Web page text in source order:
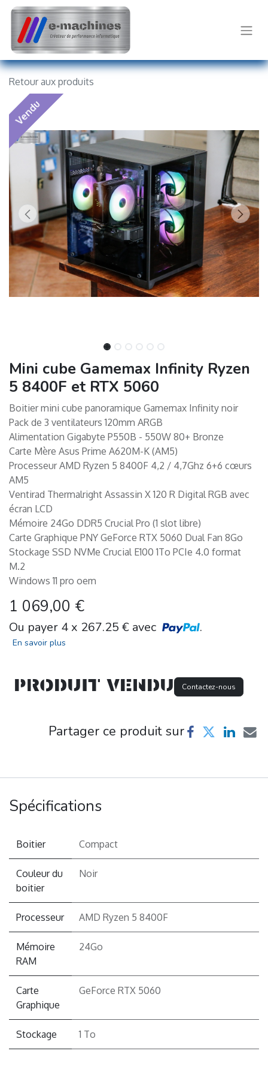
Retour aux produits
Vendu
Mini cube Gamemax Infinity Ryzen
5 8400F et RTX 5060
Boitier mini cube panoramique Gamemax Infinity noir
Pack de 3 ventilateurs 120mm ARGB
Alimentation Gigabyte P550B - 550W 80+ Bronze
Carte Mère Asus Prime A620M-K (AM5)
Processeur AMD Ryzen 5 8400F 4,2 / 4,7Ghz 6+6 cœurs
AM5
Ventirad Thermalright Assassin X 120 R Digital RGB avec
écran LCD
Mémoire 24Go DDR5 Crucial Pro (1 slot libre)
Carte Graphique PNY GeForce RTX 5060 Dual Fan 8Go
Stockage SSD NVMe Crucial E100 1To PCIe 4.0 format
M.2
Windows 11 pro oem
1 069,00 €
Ou payer 4 x 267.25 € avec .
En savoir plus
PRODUIT VENDU Contactez-nous
Partager ce produit sur
Spécifications
Boitier Compact
Couleur du
boitier
Noir
Processeur AMD Ryzen 5 8400F
Mémoire
RAM
24Go
Carte
Graphique
GeForce RTX 5060
Stockage 1 To